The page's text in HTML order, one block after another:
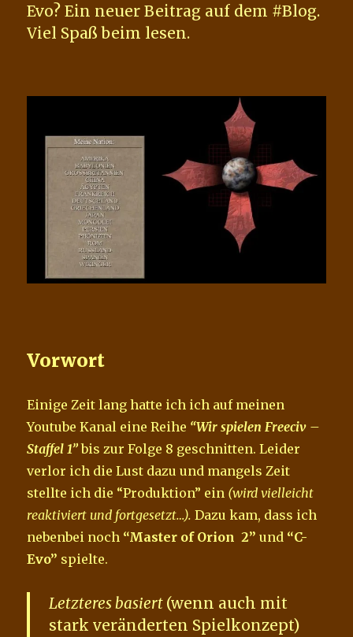
Evo? Ein neuer Beitrag auf dem #Blog.
Viel Spaß beim lesen.
Vorwort
Einige Zeit lang hatte ich ich auf meinen
Youtube Kanal eine Reihe “Wir spielen Freeciv –
Staffel 1”bis zur Folge 8 geschnitten. Leider
verlor ich die Lust dazu und mangels Zeit
stellte ich die “Produktion” ein (wird vielleicht
reaktiviert und fortgesetzt…). Dazu kam, dass ich
nebenbei noch “Master of Orion 2” und “C-
Evo” spielte.
Letzteres basiert (wenn auch mit
stark veränderten Spielkonzept)